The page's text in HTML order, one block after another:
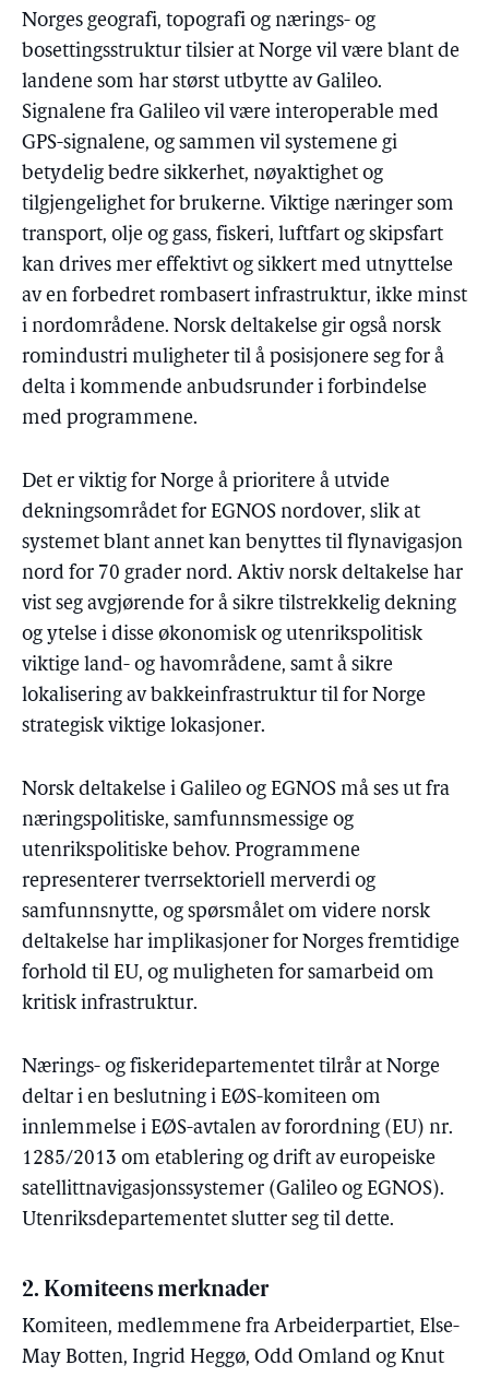
Norges geografi, topografi og nærings- og
bosettingsstruktur tilsier at Norge vil være blant de
landene som har størst utbytte av Galileo.
Signalene fra Galileo vil være interoperable med
GPS-signalene, og sammen vil systemene gi
betydelig bedre sikkerhet, nøyaktighet og
tilgjengelighet for brukerne. Viktige næringer som
transport, olje og gass, fiskeri, luftfart og skipsfart
kan drives mer effektivt og sikkert med utnyttelse
av en forbedret rombasert infrastruktur, ikke minst
i nordområdene. Norsk deltakelse gir også norsk
romindustri muligheter til å posisjonere seg for å
delta i kommende anbudsrunder i forbindelse
med programmene.
Det er viktig for Norge å prioritere å utvide
dekningsområdet for EGNOS nordover, slik at
systemet blant annet kan benyttes til flynavigasjon
nord for 70 grader nord. Aktiv norsk deltakelse har
vist seg avgjørende for å sikre tilstrekkelig dekning
og ytelse i disse økonomisk og utenrikspolitisk
viktige land- og havområdene, samt å sikre
lokalisering av bakkeinfrastruktur til for Norge
strategisk viktige lokasjoner.
Norsk deltakelse i Galileo og EGNOS må ses ut fra
næringspolitiske, samfunnsmessige og
utenrikspolitiske behov. Programmene
representerer tverrsektoriell merverdi og
samfunnsnytte, og spørsmålet om videre norsk
deltakelse har implikasjoner for Norges fremtidige
forhold til EU, og muligheten for samarbeid om
kritisk infrastruktur.
Nærings- og fiskeridepartementet tilrår at Norge
deltar i en beslutning i EØS-komiteen om
innlemmelse i EØS-avtalen av forordning (EU) nr.
1285/2013 om etablering og drift av europeiske
satellittnavigasjonssystemer (Galileo og EGNOS).
Utenriksdepartementet slutter seg til dette.
2. Komiteens merknader
Komiteen, medlemmene fra Arbeiderpartiet, Else-
May Botten, Ingrid Heggø, Odd Omland og Knut